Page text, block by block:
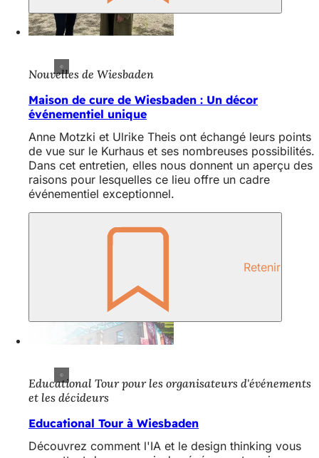
Nouvelles de Wiesbaden
Maison de cure de Wiesbaden : Un décor
événementiel unique
Anne Motzki et Ulrike Theis ont échangé leurs points
de vue sur le Kurhaus et ses nombreuses possibilités.
Dans cet entretien, elles nous donnent un aperçu des
raisons pour lesquelles ce lieu offre un cadre
événementiel exceptionnel.
Retenir
Educational Tour pour les organisateurs d'événements
et les décideurs
Educational Tour à Wiesbaden
Découvrez comment l'IA et le design thinking vous